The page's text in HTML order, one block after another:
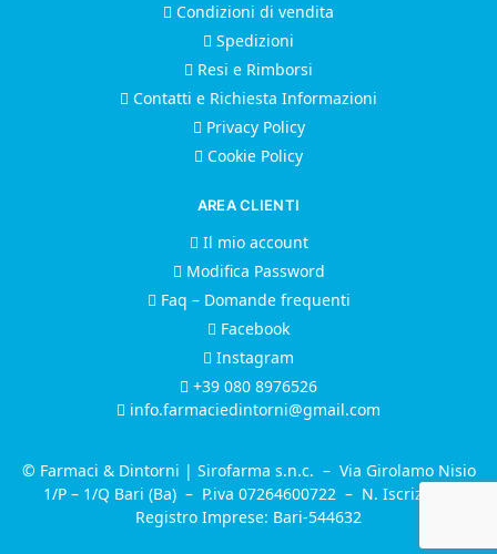
Condizioni di vendita
Spedizioni
Resi e Rimborsi
Contatti e Richiesta Informazioni
Privacy Policy
Cookie Policy
AREA CLIENTI
Il mio account
Modifica Password
Faq – Domande frequenti
Facebook
Instagram
+39 080 8976526
info.farmaciedintorni@gmail.com
© Farmaci & Dintorni | Sirofarma s.n.c. – Via Girolamo Nisio
1/P – 1/Q Bari (Ba) – P.iva 07264600722 – N. Iscrizione
Registro Imprese: Bari-544632